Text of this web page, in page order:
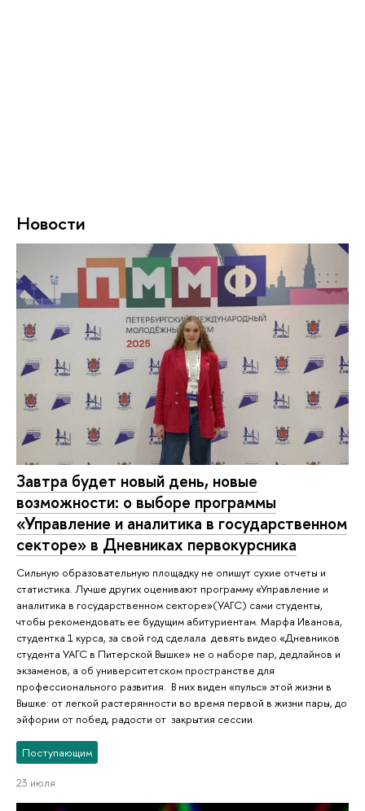
Новости
Завтра будет новый день, новые
возможности: о выборе программы
«Управление и аналитика в государственном
секторе» в Дневниках первокурсника
Сильную образовательную площадку не опишут сухие отчеты и
статистика. Лучше других оценивают программу «Управление и
аналитика в государственном секторе»(УАГС) сами студенты,
чтобы рекомендовать ее будущим абитуриентам. Марфа Иванова,
студентка 1 курса, за свой год сделала девять видео «Дневников
студента УАГС в Питерской Вышке» не о наборе пар, дедлайнов и
экзаменов, а об университетском пространстве для
профессионального развития. В них виден «пульс» этой жизни в
Вышке: от легкой растерянности во время первой в жизни пары, до
эйфории от побед, радости от закрытия сессии.
Поступающим
23 июля